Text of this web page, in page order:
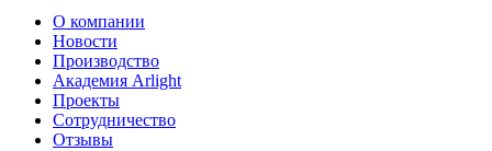
О компании
Новости
Производство
Академия Arlight
Проекты
Сотрудничество
Отзывы